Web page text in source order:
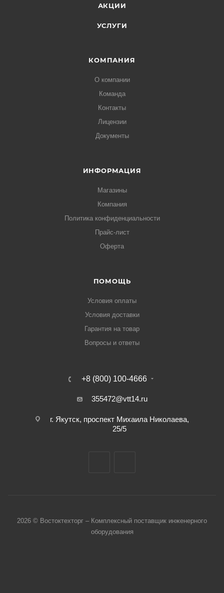
АКЦИИ
УСЛУГИ
КОМПАНИЯ
О компании
Команда
Контакты
Лицензии
Документы
ИНФОРМАЦИЯ
Магазины
Компания
Политика конфиденциальности
Прайс-лист
Оферта
ПОМОЩЬ
Условия оплаты
Условия доставки
Гарантия на товар
Вопросы и ответы
+8 (800) 100-4666
355472@vtt14.ru
г. Якутск, проспект Михаила Николаева,
25/5
2026 © Востоктехторг – Комплексный поставщик инженерного
оборудования